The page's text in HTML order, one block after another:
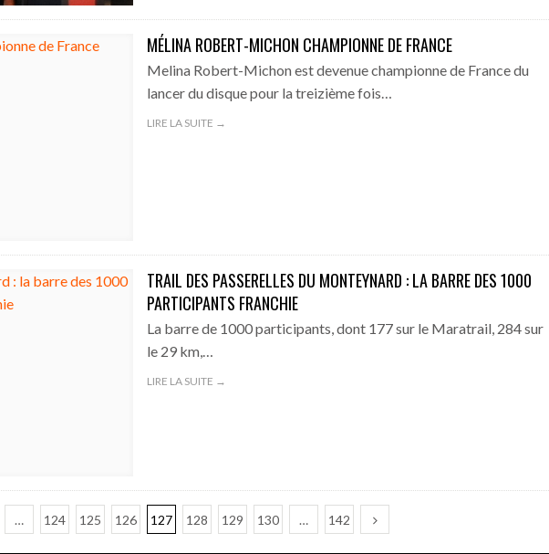
MÉLINA ROBERT-MICHON CHAMPIONNE DE FRANCE
Melina Robert-Michon est devenue championne de France du
lancer du disque pour la treizième fois…
LIRE LA SUITE →
TRAIL DES PASSERELLES DU MONTEYNARD : LA BARRE DES 1000
PARTICIPANTS FRANCHIE
La barre de 1000 participants, dont 177 sur le Maratrail, 284 sur
le 29 km,…
LIRE LA SUITE →
… 124 125 126 127 128 129 130 … 142